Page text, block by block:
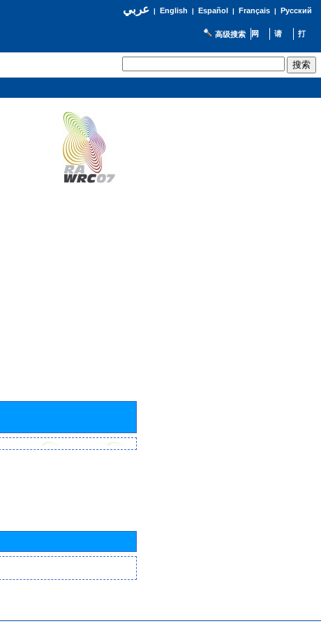
عربي| English | Español | Français| Русский
高级搜索